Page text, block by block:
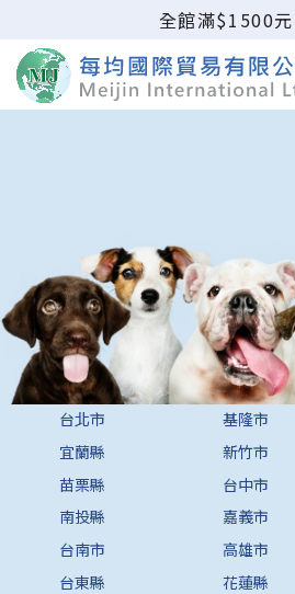
全館滿$1500
台北市 基隆市
宜蘭縣
新竹市
苗栗縣
台中市
南投縣
嘉義市
台南市
高雄市
台東縣
花蓮縣